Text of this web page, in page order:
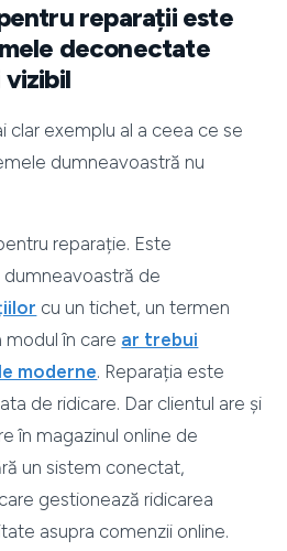
reparații este
deconectate
vizibil
clar exemplu al a ceea ce se
dumneavoastră nu
reparație. Este
de
cu un tichet, un termen
modul în care ar trebui
moderne. Reparația este
de ridicare. Dar clientul are și
în magazinul online de
un sistem conectat,
gestionează ridicarea
asupra comenzii online.